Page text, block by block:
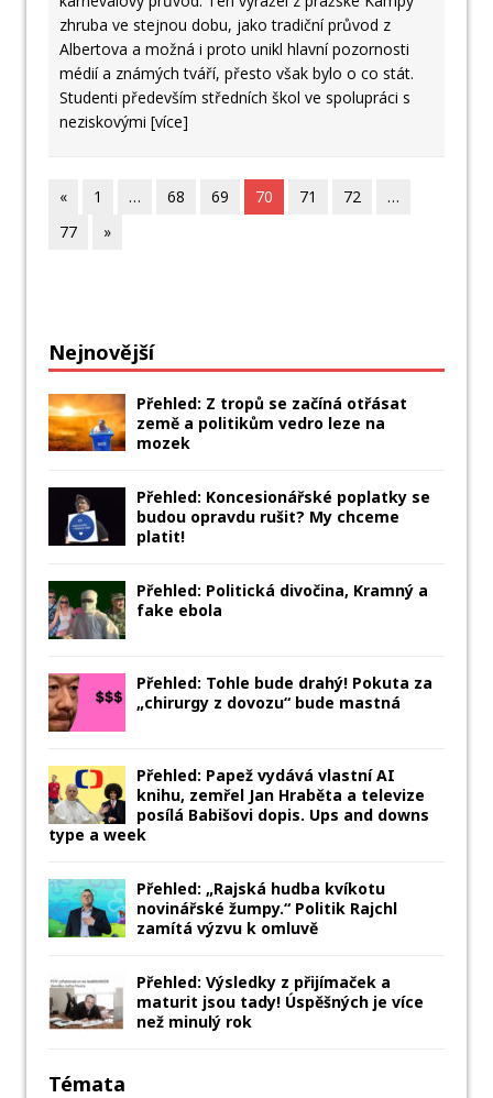
zhruba ve stejnou dobu, jako tradiční průvod z
Albertova a možná i proto unikl hlavní pozornosti
médií a známých tváří, přesto však bylo o co stát.
Studenti především středních škol ve spolupráci s
neziskovými [více]
« 1 … 68 69 70 71 72
…
77
»
Nejnovější
Přehled: Z tropů se začíná otřásat
země a politikům vedro leze na
mozek
Přehled: Koncesionářské poplatky se
budou opravdu rušit? My chceme
platit!
Přehled: Politická divočina, Kramný a
fake ebola
Přehled: Tohle bude drahý! Pokuta za
„chirurgy z dovozu“ bude mastná
Přehled: Papež vydává vlastní AI
knihu, zemřel Jan Hraběta a televize
posílá Babišovi dopis. Ups and downs
type a week
Přehled: „Rajská hudba kvíkotu
novinářské žumpy.“ Politik Rajchl
zamítá výzvu k omluvě
Přehled: Výsledky z přijímaček a
maturit jsou tady! Úspěšných je více
než minulý rok
Témata